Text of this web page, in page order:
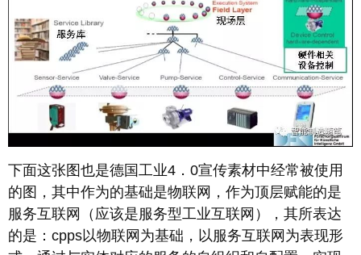
下面这张图也是德国工业4．0宣传素材中经常被使用
的图，其中作为的基础是物联网，作为顶层赋能的是
服务互联网（应该是服务型工业互联网），其所表达
的是：cpps以物联网为基础，以服务互联网为表现形